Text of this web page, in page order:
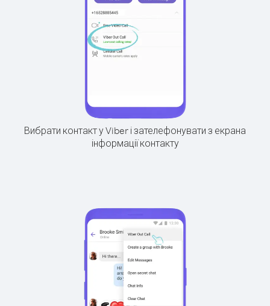
Вибрати контакт у Viber і зателефонувати з екрана
інформації контакту